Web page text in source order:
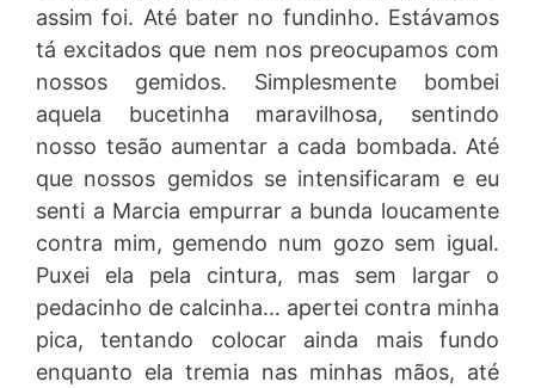
assim foi. Até bater no fundinho. Estávamos
tá excitados que nem nos preocupamos com
nossos gemidos. Simplesmente bombei
aquela bucetinha maravilhosa, sentindo
nosso tesão aumentar a cada bombada. Até
que nossos gemidos se intensificaram e eu
senti a Marcia empurrar a bunda loucamente
contra mim, gemendo num gozo sem igual.
Puxei ela pela cintura, mas sem largar o
pedacinho de calcinha… apertei contra minha
pica, tentando colocar ainda mais fundo
enquanto ela tremia nas minhas mãos, até